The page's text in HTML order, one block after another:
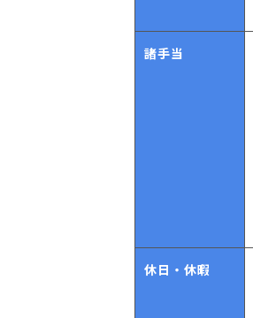
諸手当
休日・休暇